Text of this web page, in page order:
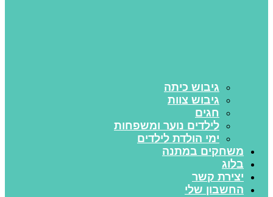
גיבוש כיתה
גיבוש צוות
חגים
לילדים נוער ומשפחות
ימי הולדת לילדים
משחקים במתנה
בלוג
יצירת קשר
החשבון שלי